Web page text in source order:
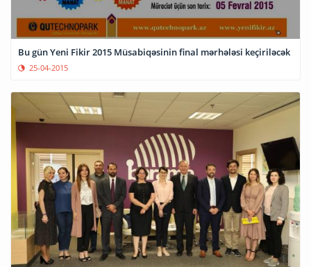
Bu gün Yeni Fikir 2015 Müsabiqəsinin final mərhələsi keçiriləcək
25-04-2015